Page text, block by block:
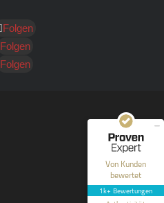
Folgen
Folgen
Folgen
Von Kunden
bewertet
1k+ Bewertungen
Kundenbewertungen und Erfahrungen zu
SEHR GUT
40
Bewertungen auf
ProvenExpert.com
Blick aufs ProvenExpert-Profil werfen